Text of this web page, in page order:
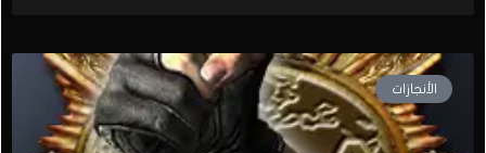
الأنجازات